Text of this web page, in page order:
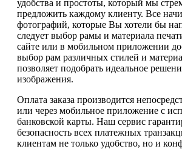
удобства и простоты, который мы
предложить каждому клиенту. Все
фотографий, которые Вы хотели бы
следует выбор рамы и материала
сайте или в мобильном приложении
выбор рам различных стилей и
позволяет подобрать идеальное
изображения.
Оплата заказа производится
или через мобильное приложение с
банковской карты. Наш сервис
безопасность всех платежных
клиентам не только удобство, но и